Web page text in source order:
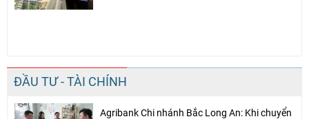
ĐẦU TƯ - TÀI CHÍNH
Agribank Chi nhánh Bắc Long An: Khi chuyển